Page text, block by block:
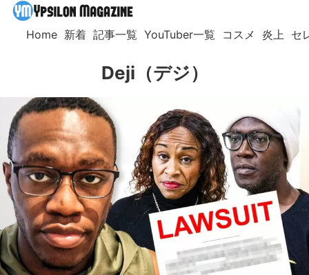
Home 新着 記事一覧 YouTuber一覧 コスメ 炎上 セ
Deji（デジ）